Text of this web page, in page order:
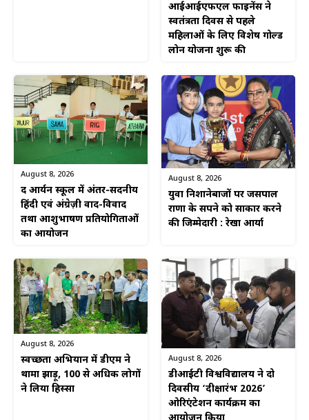
आईआईएफएल फाइनेंस ने
स्वतंत्रता दिवस से पहले
महिलाओं के लिए विशेष गोल्ड
लोन योजना शुरू की
August 8, 2026
द आर्यन स्कूल में अंतर-सदनीय
हिंदी एवं अंग्रेज़ी वाद-विवाद
तथा आशुभाषण प्रतियोगिताओं
का आयोजन
August 8, 2026
युवा निशानेबाजों पर जसपाल
राणा के सपने को साकार करने
की जिम्मेदारी : रेखा आर्या
August 8, 2026
स्वच्छता अभियान में डीएम ने
थामा झाड़ू, 100 से अधिक लोगों
ने लिया हिस्सा
August 8, 2026
डीआईटी विश्वविद्यालय ने दो
दिवसीय ‘दीक्षारंभ 2026’
ओरिएंटेशन कार्यक्रम का